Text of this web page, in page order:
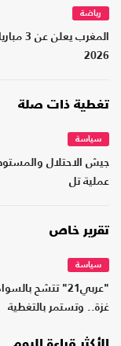
رياضة
2026
تغطية ذات صلة
سياسة
جيش الاحتلال
عملية تل
تقرير خاص
سياسة
"عربي21" تتشح
غزة.. وتستمر بالتغطية